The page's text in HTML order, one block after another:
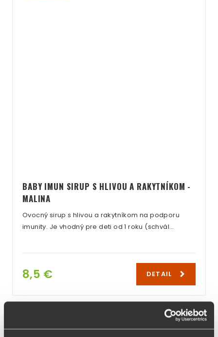
BABY IMUN SIRUP S HLIVOU A RAKYTNÍKOM -
MALINA
Ovocný sirup s hlivou a rakytníkom na podporu
imunity. Je vhodný pre deti od 1 roku (schvál…
8,5 € DETAIL